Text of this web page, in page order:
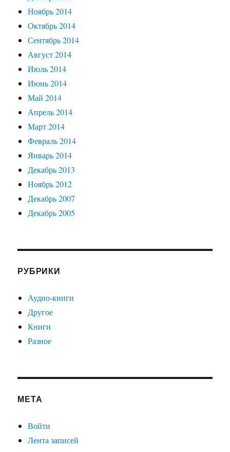
Ноябрь 2014
Октябрь 2014
Сентябрь 2014
Август 2014
Июль 2014
Июнь 2014
Май 2014
Апрель 2014
Март 2014
Февраль 2014
Январь 2014
Декабрь 2013
Ноябрь 2012
Декабрь 2007
Декабрь 2005
РУБРИКИ
Аудио-книги
Другое
Книги
Разное
МЕТА
Войти
Лента записей